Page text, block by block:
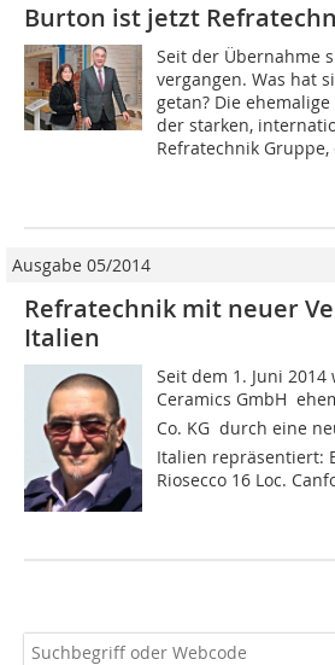
Burton ist jetzt
Seit der Übernahme
vergangen. Was hat
getan? Die
der starken,
Refratechnik
Ausgabe 05/2014
Refratechnik mit neuer
Italien
Seit dem 1. Juni
Ceramics GmbH 
Co. KG  durch eine
Italien repräsentiert:
Riosecco 16 Loc.